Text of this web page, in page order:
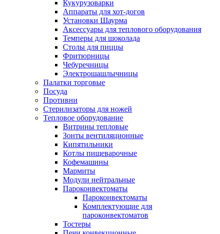
Кукурузоварки
Аппараты для хот-догов
Установки Шаурма
Аксессуары для теплового оборудования
Темперы для шоколада
Столы для пиццы
Фритюрницы
Чебуречницы
Электрошашлычницы
Палатки торговые
Посуда
Противни
Стерилизаторы для ножей
Тепловое оборудование
Витрины тепловые
Зонты вентиляционные
Кипятильники
Котлы пищеварочные
Кофемашины
Мармиты
Модули нейтральные
Пароконвектоматы
Пароконвектоматы
Комплектующие для
пароконвектоматов
Тостеры